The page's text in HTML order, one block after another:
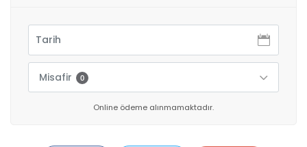
Misafir 0
Online ödeme alınmamaktadır.